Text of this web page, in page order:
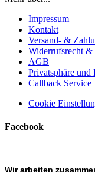
Impressum
Kontakt
Versand- &
Widerrufsrecht
AGB
Privatsphäre und
Callback Service
Cookie
Facebook
Wir arbeiten